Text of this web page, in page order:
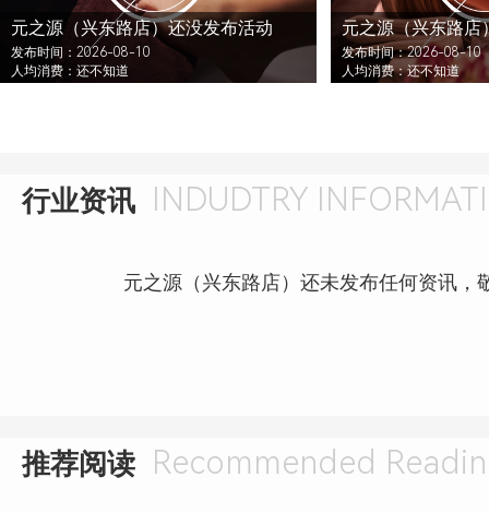
元之源（兴东路店）还没发布活动
发布时间：2026-08-10
人均消费：还不知道
元之源（兴东路店
发布时间：2026-08-10
人均消费：还不知道
行业资讯 INDUDTRY
元之源（兴东路店）还未发布任何资讯，
推荐阅读 Recommended